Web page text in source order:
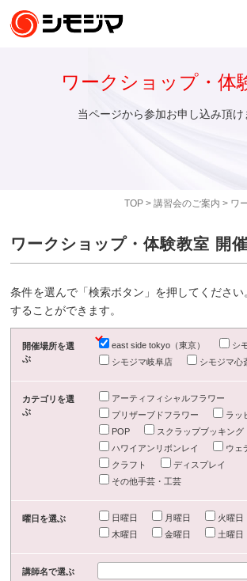
TOP> 講習会のご案内 > ワ
ワークショップ・体
当ページから参加お申し込み頂け
ワークショップ・体験教室 開
条件を選んで「検索ボタン」を押してくださ
することができます。
開催場所を選
ぶ
east side tokyo（東京）
シ
シモジマ岐阜店
シモジマ心
カテゴリを選
ぶ
アーティフィシャルフラワー
プリザーブドフラワー
ラッ
POP
スクラップブッキング
ハワイアンリボンレイ
ウェ
クラフト
ディスプレイ
その他手芸・工芸
曜日を選ぶ 日曜日 月曜日 火曜日
木曜日
金曜日 土曜日
講師名で選ぶ